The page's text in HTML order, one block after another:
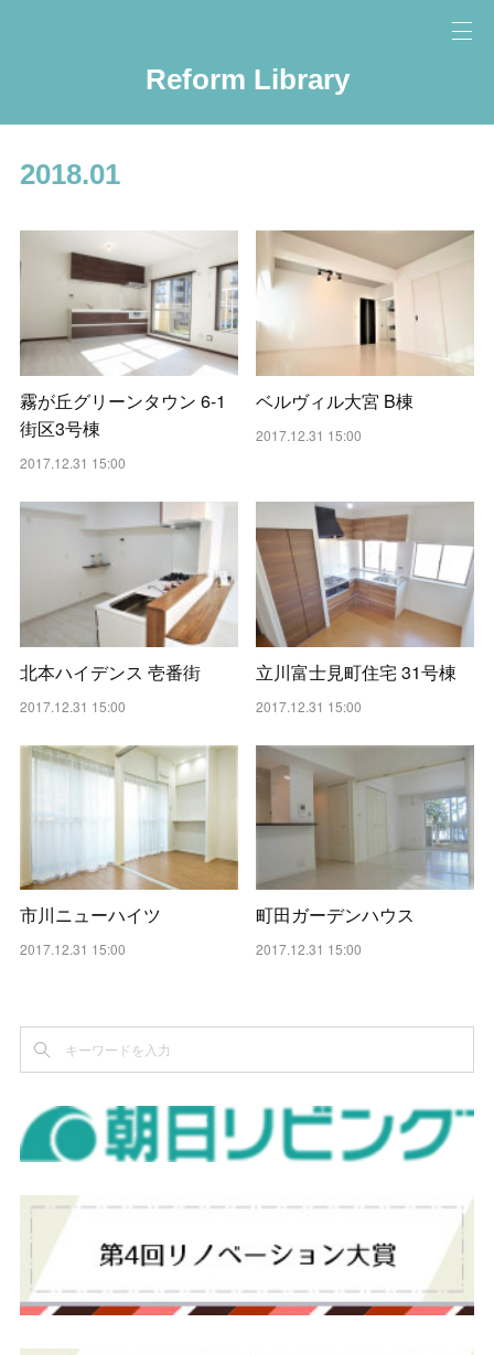
Reform Library
2018.01
霧が丘グリーンタウン 6-1
街区3号棟
2017.12.31 15:00
ベルヴィル大宮 B棟
2017.12.31 15:00
北本ハイデンス 壱番街
2017.12.31 15:00
立川富士見町住宅 31号棟
2017.12.31 15:00
市川ニューハイツ
2017.12.31 15:00
町田ガーデンハウス
2017.12.31 15:00